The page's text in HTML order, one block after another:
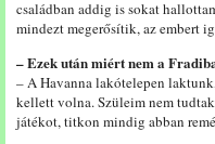
családban addig is sokat
mindezt megerősítik, az embert
– Ezek után miért nem a
– A Havanna lakótelepen
kellett volna. Szüleim nem
játékot, titkon mindig abban